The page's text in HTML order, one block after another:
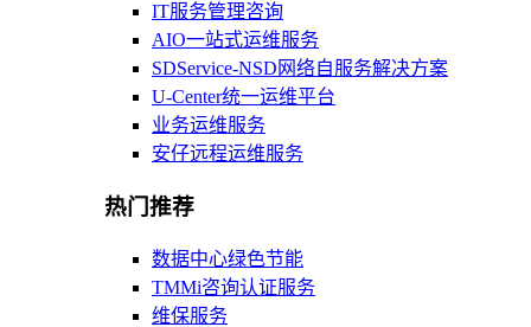
IT服务管理咨询
AIO一站式运维服务
SDService-NSD网络自服务解决方案
U-Center统一运维平台
业务运维服务
安仔远程运维服务
热门推荐
数据中心绿色节能
TMMi咨询认证服务
维保服务